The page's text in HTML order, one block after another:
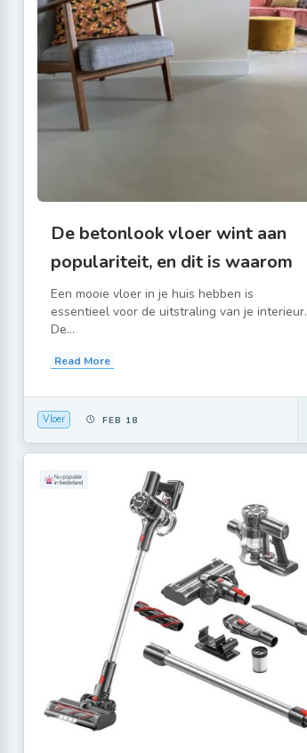
De betonlook vloer wint aan
populariteit, en dit is waarom
Een mooie vloer in je huis hebben is
essentieel voor de uitstraling van je interieur.
De...
Read More
Vloer FEB 18